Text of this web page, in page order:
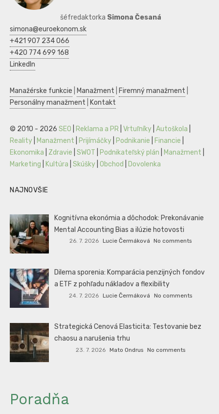
šéfredaktorka Simona Česaná
simona@euroekonom.sk
+421 907 234 066
+420 774 699 168
LinkedIn
Manažérske funkcie Manažment Firemný manažment
Personálny manažment
Kontakt
© 2010 - 2026 SEO Reklama a PR Vrtuľníky Autoškola
Reality
Manažment Prijímáčky Podnikanie Financie
Ekonomika
Zdravie SWOT Podnikateľský plán Manažment
Marketing
Kultúra Skúšky Obchod Dovolenka
NAJNOVŠIE
Kognitívna ekonómia a dôchodok: Prekonávanie
Mental Accounting Bias a ilúzie hotovosti
26. 7. 2026 Lucie Čermáková No comments
Dilema sporenia: Komparácia penzijných fondov
a ETF z pohľadu nákladov a flexibility
24. 7. 2026 Lucie Čermáková No comments
Strategická Cenová Elasticita: Testovanie bez
chaosu a narušenia trhu
23. 7. 2026 Mato Ondrus No comments
Poradňa